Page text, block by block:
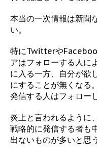
本当の一次情報は新聞
い。
特にTwitterや
アはフォローする人に
に入る一方、自分が欲
にすることが無くなる
発信する人はフォロー
炎上と言われるように
戦略的に発信する者も
出ないものが多いと思う